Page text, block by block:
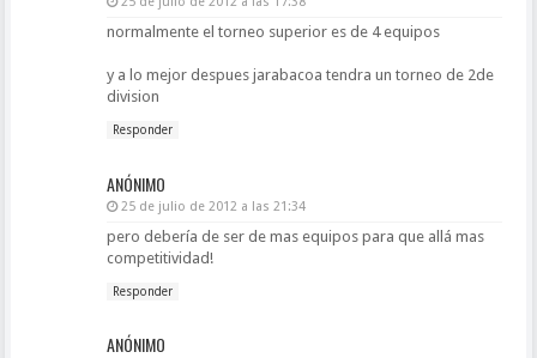
normalmente el torneo superior es de 4 equipos
y a lo mejor despues jarabacoa tendra un torneo de 2de
division
Responder
ANÓNIMO
25 de julio de 2012 a las 21:34
pero debería de ser de mas equipos para que allá mas
competitividad!
Responder
ANÓNIMO